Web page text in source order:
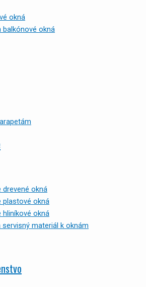
okná
balkónové okná
drevené okná
plastové okná
hliníkové okná
servisný materiál k oknám